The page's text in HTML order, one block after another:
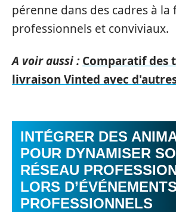
pérenne dans des cadres à la
professionnels et conviviaux.
A voir aussi : Comparatif des
livraison Vinted avec
INTÉGRER DES
POUR DYNAMISER
RÉSEAU
LORS D’ÉVÉNEMENTS
PROFESSIONNELS